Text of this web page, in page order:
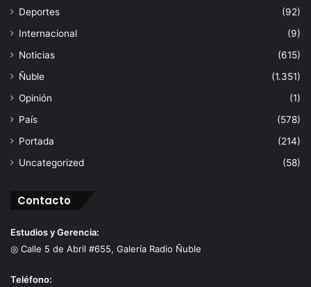
Deportes
(92)
Internacional
(9)
Noticias
(615)
Ñuble
(1.351)
Opinión
(1)
País
(578)
Portada
(214)
Uncategorized
(58)
Contacto
Estudios y Gerencia:
◎ Calle 5 de Abril #655, Galería Radio Ñuble
Teléfono: